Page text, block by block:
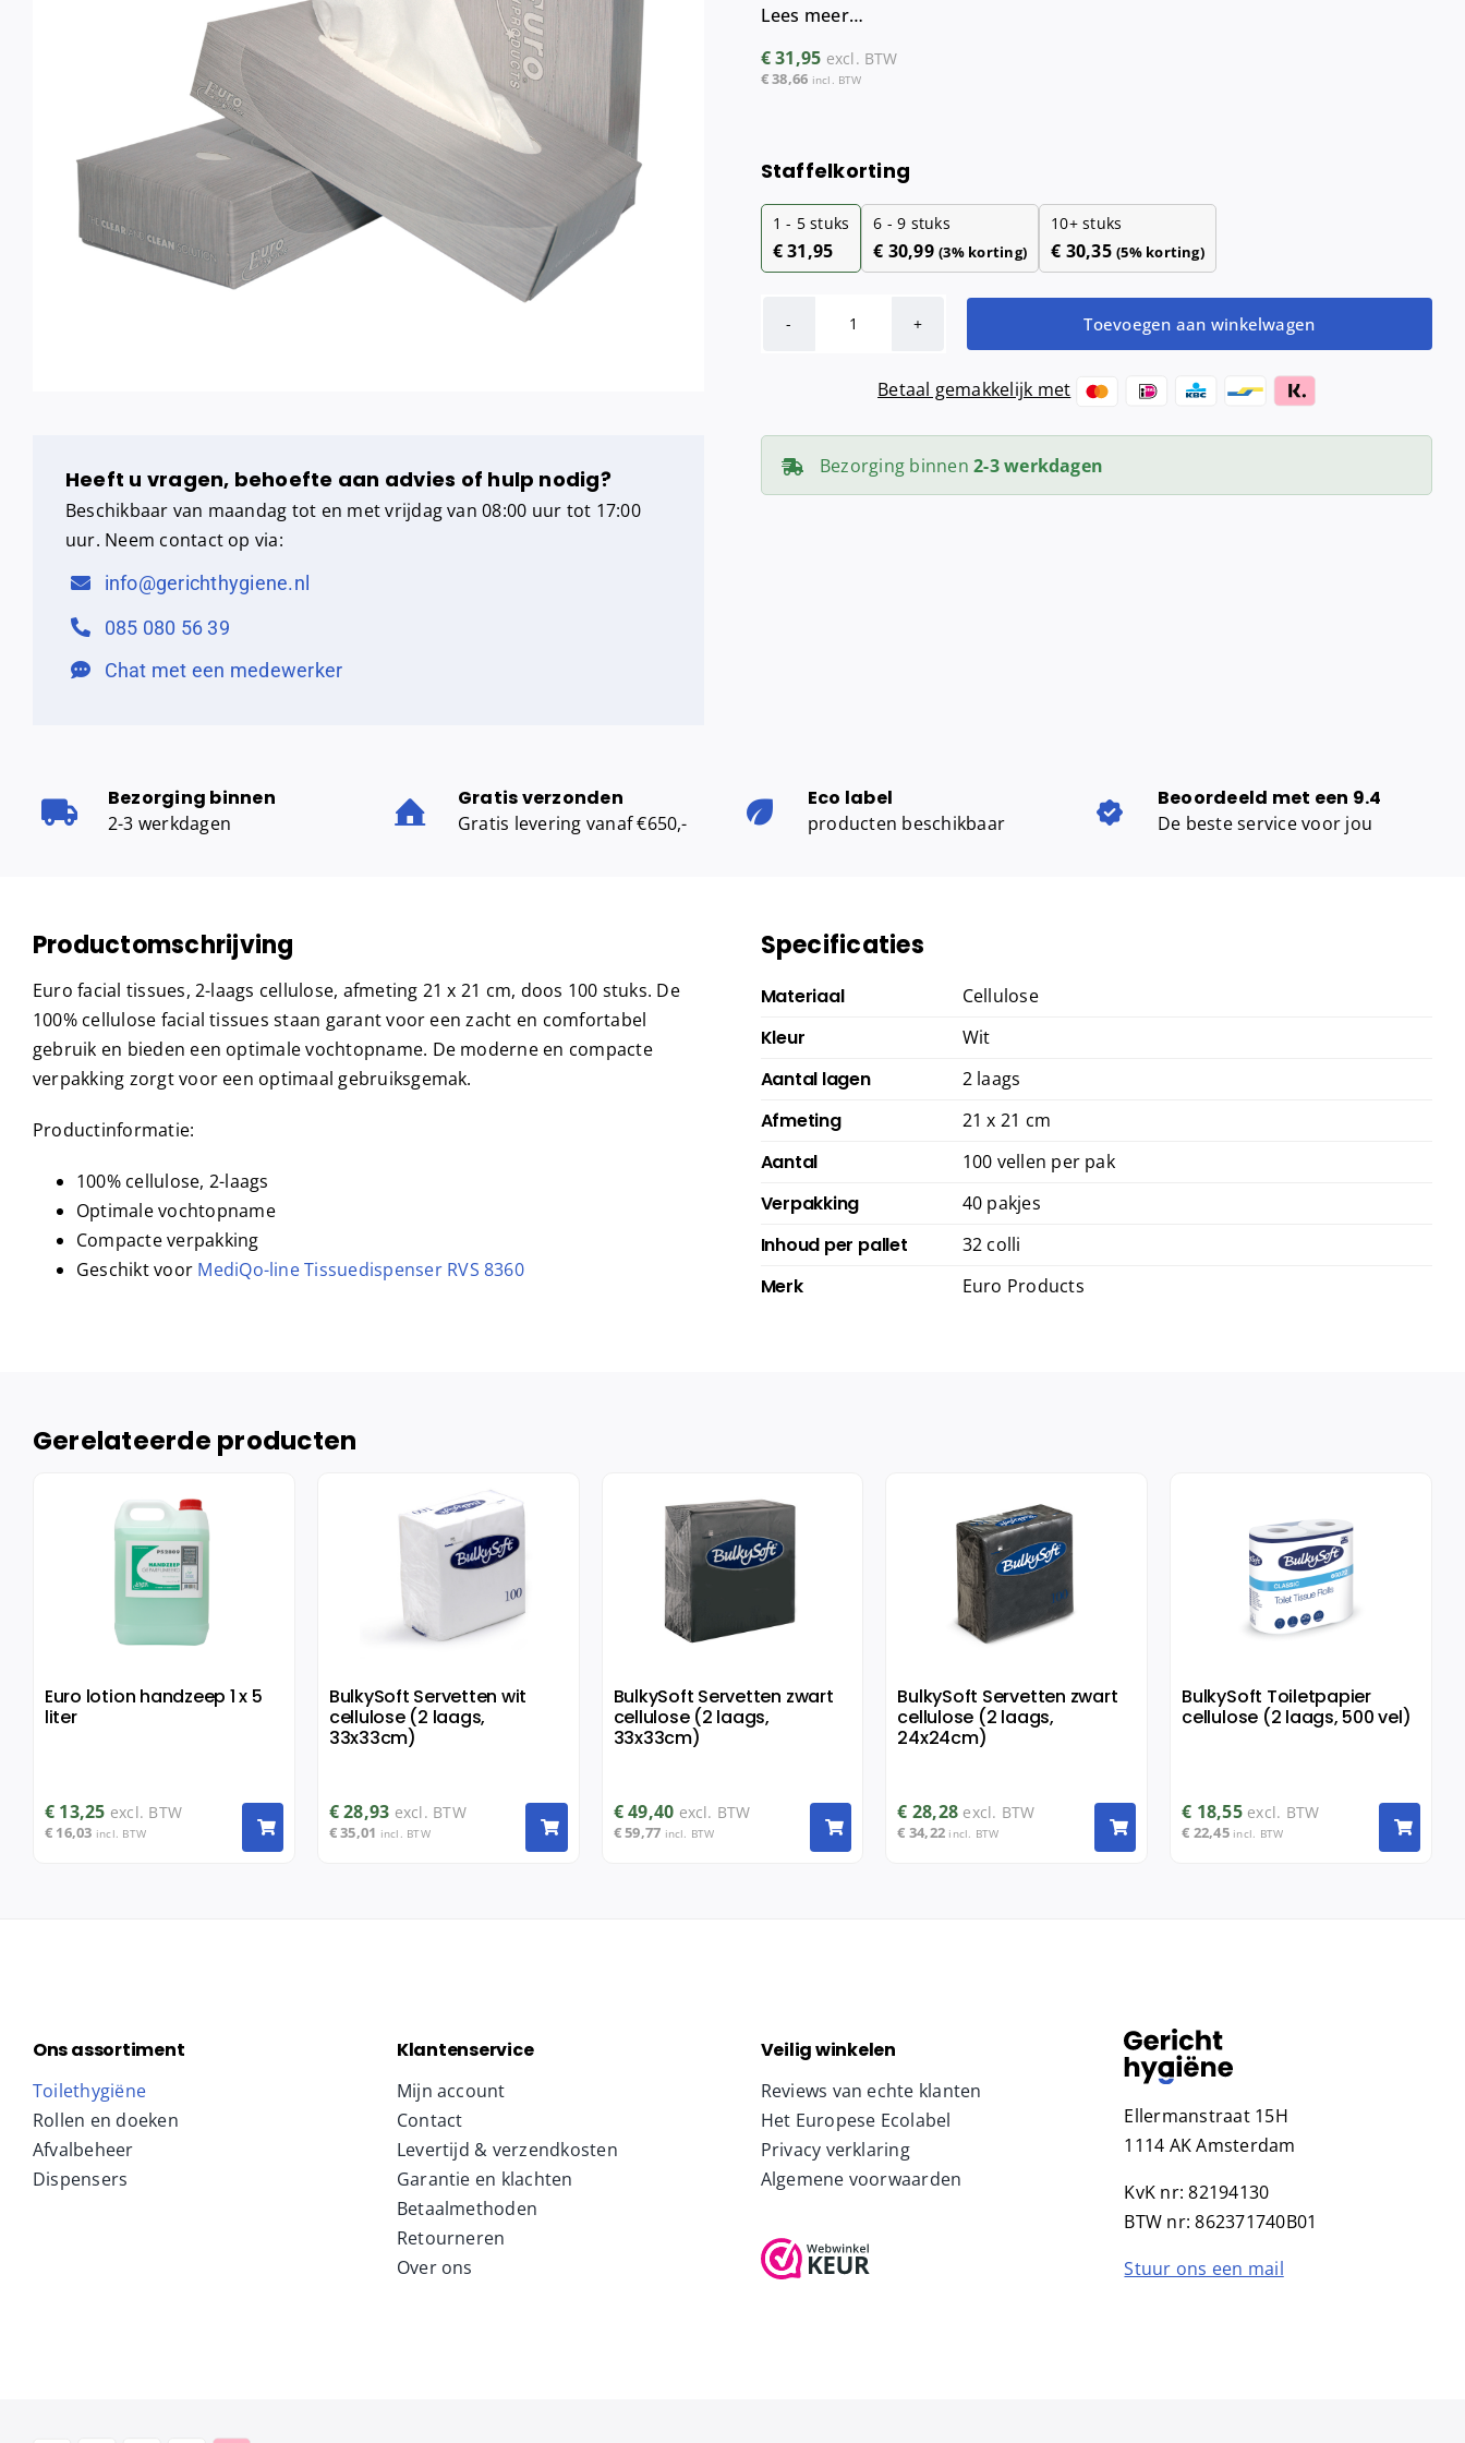
Heeft u vragen, behoefte aan advies of hulp nodig?
Beschikbaar van maandag tot en met vrijdag van 08:00 uur tot 17:00
uur. Neem contact op via:
info@gerichthygiene.nl
085 080 56 39
Chat met een medewerker
Lees meer…
€31,95 excl. BTW
€38,66 incl. BTW
Staffelkorting
1 - 5stuks
€31,95
6 - 9 stuks
€ 30,99 (3% korting)
10+ stuks
€ 30,35 (5% korting)
Euro
Tissues
laags)
Toevoegen aan winkelwagen
Betaal gemakkelijk met
Bezorging binnen2-3 werkdagen
Bezorging binnen
2-3 werkdagen
Gratis verzonden
Gratis levering vanaf €650,-
Eco label
producten beschikbaar
Beoordeeld met een 9.4
De beste service voor jou
Productomschrijving
Euro facial tissues, 2-laags cellulose, afmeting 21 x 21 cm, doos 100 stuks. De
100% cellulose facial tissues staan garant voor een zacht en comfortabel
gebruik en bieden een optimale vochtopname. De moderne en compacte
verpakking zorgt voor een optimaal gebruiksgemak.
Productinformatie:
100% cellulose, 2-laags
Optimale vochtopname
Compacte verpakking
Geschikt voor MediQo-line Tissuedispenser RVS 8360
Specificaties
Materiaal Cellulose
Kleur Wit
Aantal lagen 2 laags
Afmeting 21 x 21 cm
Aantal 100 vellen per pak
Verpakking 40 pakjes
Inhoud per pallet 32 colli
Merk Euro Products
Gerelateerde producten
Euro lotion handzeep 1 x 5
liter
€ 13,25 excl. BTW
€ 16,03 incl. BTW
BulkySoft Servetten wit
cellulose (2 laags,
33x33cm)
€28,93 excl. BTW
€35,01 incl. BTW
BulkySoft Servetten zwart
cellulose (2 laags,
33x33cm)
€49,40 excl. BTW
€59,77 incl. BTW
BulkySoft Servetten zwart
cellulose (2 laags,
24x24cm)
€ 28,28 excl. BTW
€ 34,22 incl. BTW
BulkySoft Toiletpapier
cellulose (2 laags, 500 vel)
€ 18,55 excl. BTW
€ 22,45 incl. BTW
Ons assortiment
Toilethygiëne
Rollen en doeken
Afvalbeheer
Dispensers
Klantenservice
Mijn account
Contact
Levertijd & verzendkosten
Garantie en klachten
Betaalmethoden
Retourneren
Over ons
Veilig winkelen
Reviews van echte klanten
Het Europese Ecolabel
Privacy verklaring
Algemene voorwaarden
Ellermanstraat 15H
1114 AK Amsterdam
KvK nr: 82194130
BTW nr: 862371740B01
Stuur ons een mail